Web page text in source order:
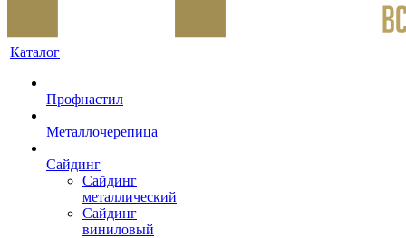
Каталог
Профнастил
Металлочерепица
Сайдинг
Сайдинг
металлический
Сайдинг
виниловый